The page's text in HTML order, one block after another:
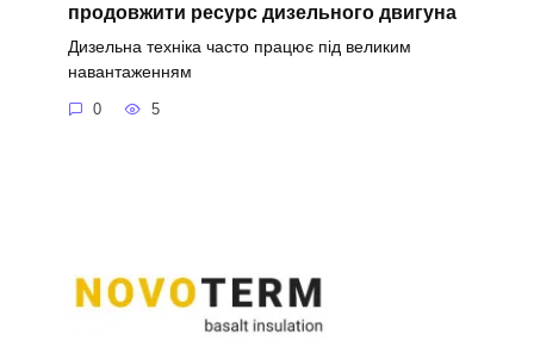
продовжити ресурс дизельного двигуна
Дизельна техніка часто працює під великим
навантаженням
0 5